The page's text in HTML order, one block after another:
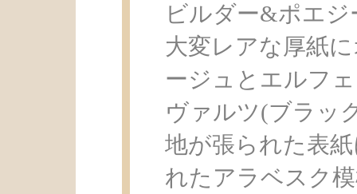
ビルダー&ポエ
大変レアな厚紙
ージュとエルフ
ヴァルツ(ブラッ
地が張られた表
れたアラベスク